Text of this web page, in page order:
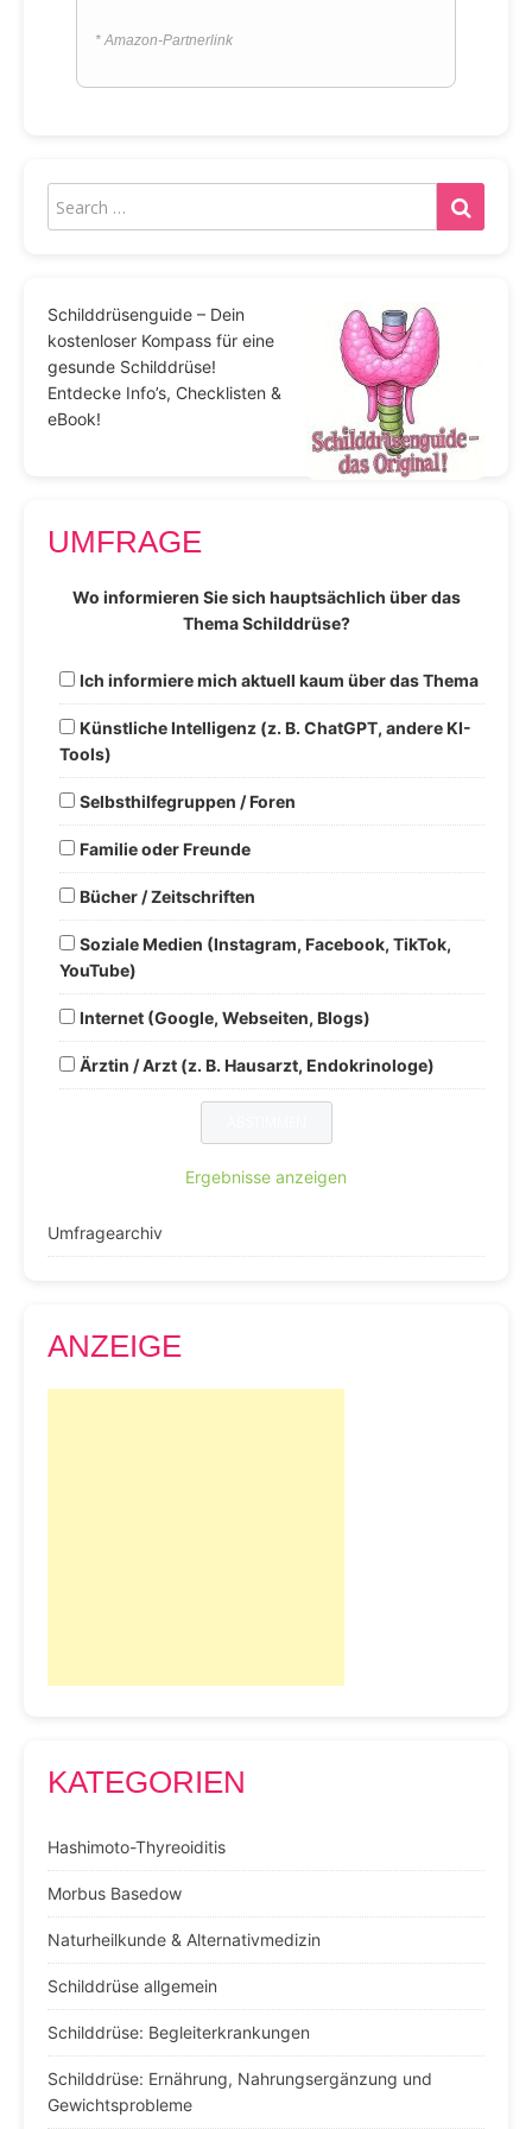
* Amazon-Partnerlink
Schilddrüsenguide – Dein
kostenloser Kompass für eine
gesunde Schilddrüse!
Entdecke Info’s, Checklisten &
eBook!
UMFRAGE
Wo informieren Sie sich hauptsächlich über das
Thema Schilddrüse?
Ich informiere mich aktuell kaum über das Thema
Künstliche Intelligenz (z. B. ChatGPT, andere KI-
Tools)
Selbsthilfegruppen / Foren
Familie oder Freunde
Bücher / Zeitschriften
Soziale Medien (Instagram, Facebook, TikTok,
YouTube)
Internet (Google, Webseiten, Blogs)
Ärztin / Arzt (z. B. Hausarzt, Endokrinologe)
Ergebnisse anzeigen
Umfragearchiv
ANZEIGE
KATEGORIEN
Hashimoto-Thyreoiditis
Morbus Basedow
Naturheilkunde & Alternativmedizin
Schilddrüse allgemein
Schilddrüse: Begleiterkrankungen
Schilddrüse: Ernährung, Nahrungsergänzung und
Gewichtsprobleme